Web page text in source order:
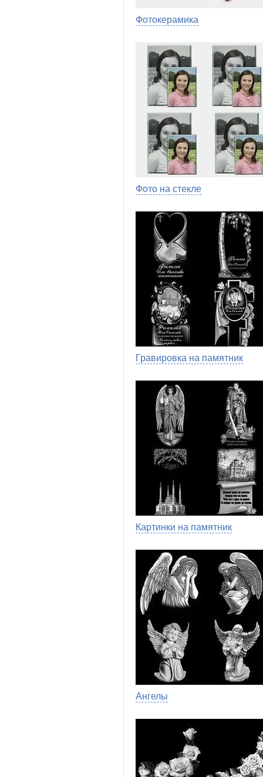
Фотокерамика
Фото на стекле
Гравировка на памятник
Картинки на памятник
Ангелы